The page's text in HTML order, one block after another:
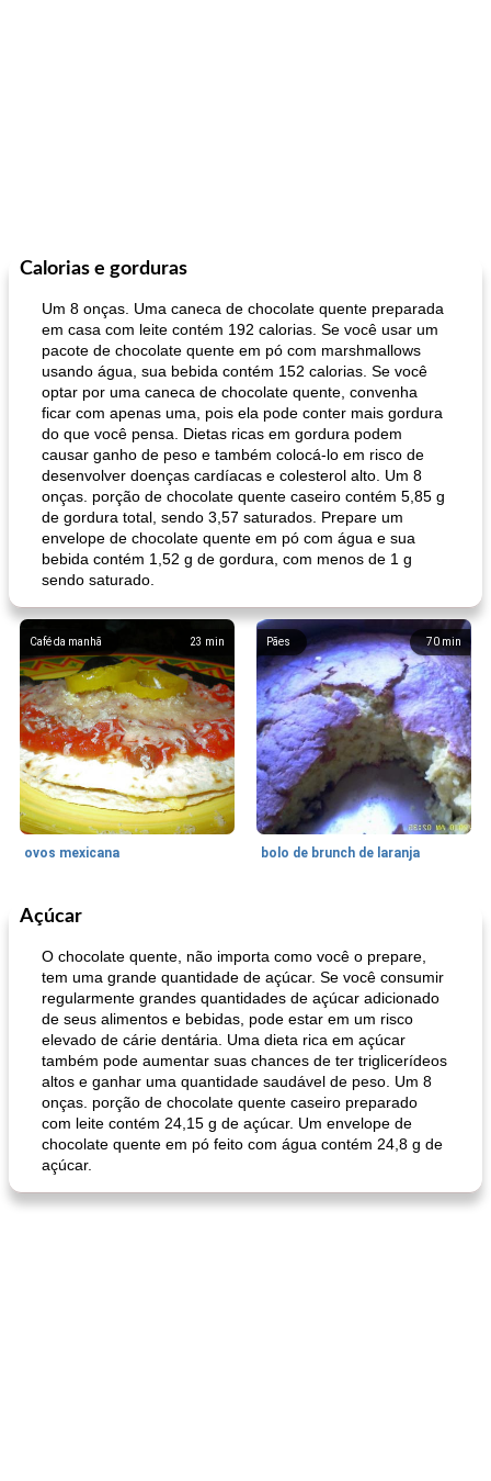
Calorias e gorduras
Um 8 onças. Uma caneca de chocolate quente preparada
em casa com leite contém 192 calorias. Se você usar um
pacote de chocolate quente em pó com marshmallows
usando água, sua bebida contém 152 calorias. Se você
optar por uma caneca de chocolate quente, convenha
ficar com apenas uma, pois ela pode conter mais gordura
do que você pensa. Dietas ricas em gordura podem
causar ganho de peso e também colocá-lo em risco de
desenvolver doenças cardíacas e colesterol alto. Um 8
onças. porção de chocolate quente caseiro contém 5,85 g
de gordura total, sendo 3,57 saturados. Prepare um
envelope de chocolate quente em pó com água e sua
bebida contém 1,52 g de gordura, com menos de 1 g
sendo saturado.
23 min
Café da manhã
ovos mexicana
70 min
Pães
bolo de brunch de laranja
Pães De Fermento
pão plano (out)
Açúcar
O chocolate quente, não importa como você o prepare,
tem uma grande quantidade de açúcar. Se você consumir
regularmente grandes quantidades de açúcar adicionado
de seus alimentos e bebidas, pode estar em um risco
elevado de cárie dentária. Uma dieta rica em açúcar
também pode aumentar suas chances de ter triglicerídeos
altos e ganhar uma quantidade saudável de peso. Um 8
onças. porção de chocolate quente caseiro preparado
com leite contém 24,15 g de açúcar. Um envelope de
chocolate quente em pó feito com água contém 24,8 g de
açúcar.